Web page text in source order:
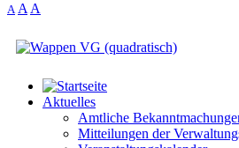
A A A
Aktuelles
Amtliche
Mitteilungen der